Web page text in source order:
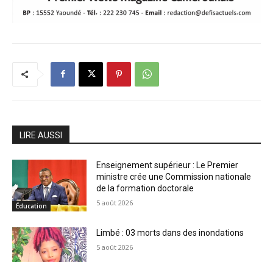
LIRE AUSSI
Éducation
Enseignement supérieur : Le Premier
ministre crée une Commission nationale
de la formation doctorale
5 août 2026
Limbé : 03 morts dans des inondations
5 août 2026